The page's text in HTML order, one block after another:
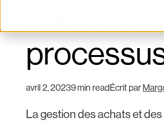
DAF :
avril 2, 20239 min read Écrit par
La gestion des achats et